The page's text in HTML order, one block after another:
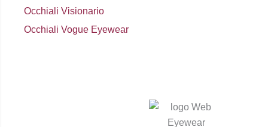
Occhiali Visionario
Occhiali Vogue Eyewear